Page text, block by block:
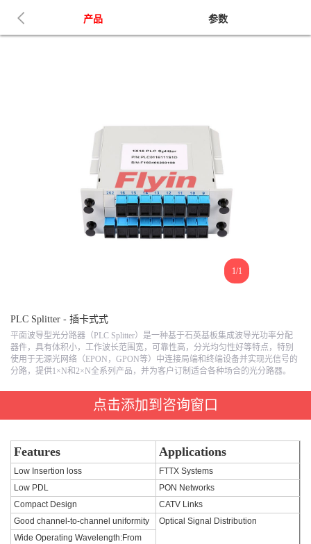
产品 参数
1/1
PLC Splitter - 插卡式式
平面波导型光分路器（PLC Splitter）是一种基于石英基板集成波导光功率分配
器件，具有体积小，工作波长范围宽，可靠性高，分光均匀性好等特点，特别
使用于无源光网络（EPON，GPON等）中连接局端和终端设备并实现光信号的
分路，提供1×N和2×N全系列产品，并为客户订制适合各种场合的光分路器。
点击添加到咨询窗口
Features Applications
Low Insertion loss
FTTX Systems
Low PDL
PON Networks
Compact Design
CATV Links
Good channel-to-channel uniformity
Optical Signal Distribution
Wide Operating Wavelength:From